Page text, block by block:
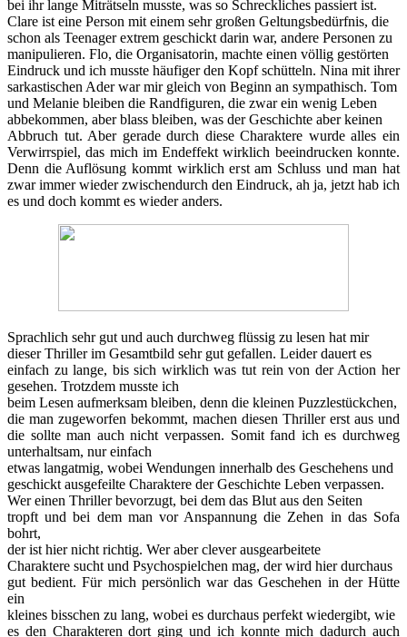
bei ihr lange Miträtseln musste, was so Schreckliches passiert ist.
Clare ist eine Person mit einem sehr großen Geltungsbedürfnis, die
schon als Teenager extrem geschickt darin war, andere Personen zu
manipulieren. Flo, die Organisatorin, machte einen völlig gestörten
Eindruck und ich musste häufiger den Kopf schütteln. Nina mit ihrer
sarkastischen Ader war mir gleich von Beginn an sympathisch. Tom
und Melanie bleiben die Randfiguren, die zwar ein wenig Leben
abbekommen, aber blass bleiben, was der Geschichte aber keinen
Abbruch tut. Aber gerade durch diese Charaktere wurde alles ein
Verwirrspiel, das mich im Endeffekt wirklich beeindrucken konnte.
Denn die Auflösung kommt wirklich erst am Schluss und man hat
zwar immer wieder zwischendurch den Eindruck, ah ja, jetzt hab ich
es und doch kommt es wieder anders.
Sprachlich sehr gut und auch durchweg flüssig zu lesen hat mir
dieser Thriller im Gesamtbild sehr gut gefallen. Leider dauert es
einfach zu lange, bis sich wirklich was tut rein von der Action her
gesehen. Trotzdem musste ich
beim Lesen aufmerksam bleiben, denn die kleinen Puzzlestückchen,
die man zugeworfen bekommt, machen diesen Thriller erst aus und
die sollte man auch nicht verpassen. Somit fand ich es durchweg
unterhaltsam, nur einfach
etwas langatmig, wobei Wendungen innerhalb des Geschehens und
geschickt ausgefeilte Charaktere der Geschichte Leben verpassen.
Wer einen Thriller bevorzugt, bei dem das Blut aus den Seiten
tropft und bei dem man vor Anspannung die Zehen in das Sofa
bohrt,
der ist hier nicht richtig. Wer aber clever ausgearbeitete
Charaktere sucht und Psychospielchen mag, der wird hier durchaus
gut bedient. Für mich persönlich war das Geschehen in der Hütte
ein
kleines bisschen zu lang, wobei es durchaus perfekt wiedergibt, wie
es den Charakteren dort ging und ich konnte mich dadurch auch